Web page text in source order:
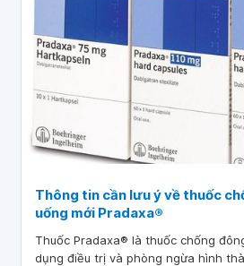
Thông tin cần lưu ý về thuốc
uống mới Pradaxa®
Thuốc Pradaxa® là thuốc chống
dụng điều trị và phòng ngừa hình